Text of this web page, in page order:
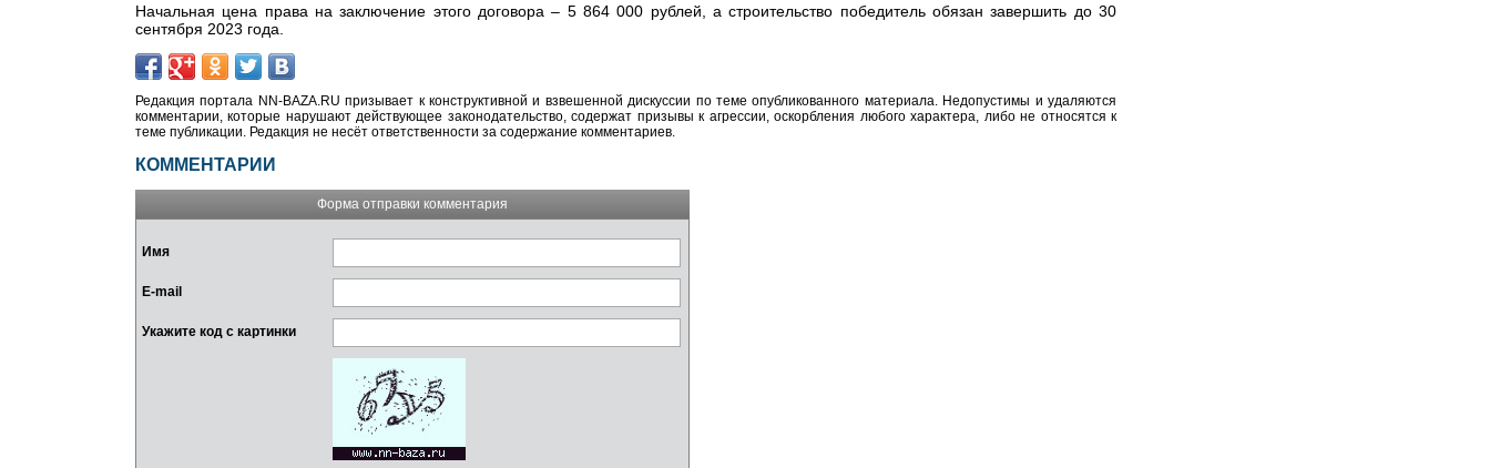
Начальная цена права на заключение этого договора – 5 864 000 рублей, а строительство победитель обязан завершить до 30
сентября 2023 года.
Редакция портала NN-BAZA.RU призывает к конструктивной и взвешенной дискуссии по теме опубликованного материала. Недопустимы и удаляются
комментарии, которые нарушают действующее законодательство, содержат призывы к агрессии, оскорбления любого характера, либо не относятся к
теме публикации. Редакция не несёт ответственности за содержание комментариев.
КОММЕНТАРИИ
Форма отправки комментария
Имя
E-mail
Укажите код с картинки